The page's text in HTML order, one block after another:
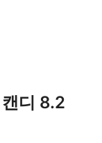
디 8.2